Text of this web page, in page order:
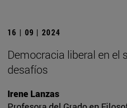
16 | 09 | 2024
Democracia liberal en el
desafíos
Irene Lanzas